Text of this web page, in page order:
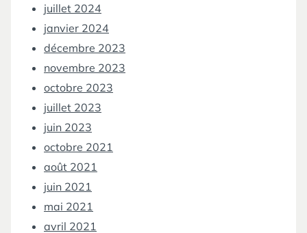
juillet 2024
janvier 2024
décembre 2023
novembre 2023
octobre 2023
juillet 2023
juin 2023
octobre 2021
août 2021
juin 2021
mai 2021
avril 2021